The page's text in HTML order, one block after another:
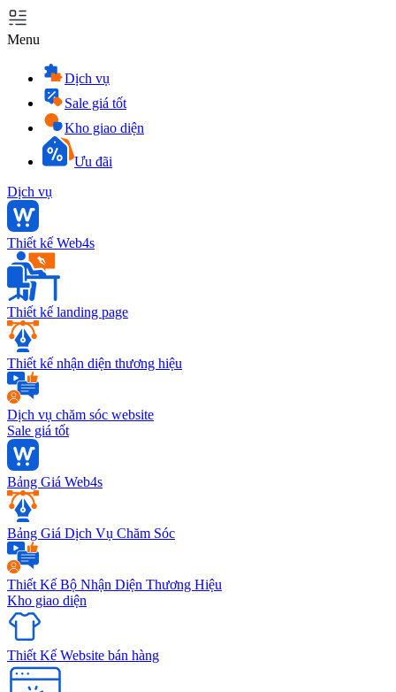
Menu
Dịch vụ
Sale giá tốt
Kho giao diện
Ưu đãi
Dịch vụ
Thiết kế Web4s
Thiết kế landing page
Thiết kế nhận diện thương hiệu
Dịch vụ chăm sóc website
Sale giá tốt
Bảng Giá Web4s
Bảng Giá Dịch Vụ Chăm Sóc
Thiết Kế Bộ Nhận Diện Thương Hiệu
Kho giao diện
Thiết Kế Website bán hàng